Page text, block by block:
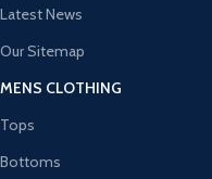
Latest News
Our Sitemap
MENS CLOTHING
Tops
Bottoms